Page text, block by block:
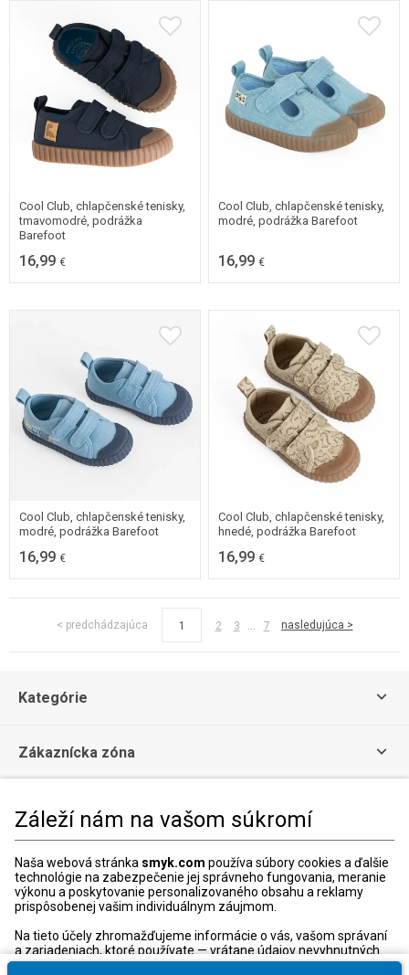
Záleží nám na vašom súkromí
Naša webová stránka smyk.com používa súbory cookies a ďalšie
technológie na zabezpečenie jej správneho fungovania, meranie
výkonu a poskytovanie personalizovaného obsahu a reklamy
prispôsobenej vašim individuálnym záujmom.
Na tieto účely zhromažďujeme informácie o vás, vašom správaní
a zariadeniach, ktoré používate — vrátane údajov nevyhnutných
na správne fungovanie webovej stránky smyk.com. Tieto
18 19 20
21
Cool Club, chlapčenské tenisky,
tmavomodré, podrážka
Barefoot
16,99 €
21 22
Cool Club, chlapčenské tenisky,
modré, podrážka Barefoot
16,99 €
20 21
Cool Club, chlapčenské tenisky,
modré, podrážka Barefoot
16,99 €
20 21
24 25
Cool Club, chlapčenské tenisky,
hnedé, podrážka Barefoot
16,99 €
< predchádzajúca 1 2 3 ... 7 nasledujúca >
Kategórie
Zákaznícka zóna
Právne informácie
Zákaznícke Centrum
Kontaktný formulár
+421 240 20 8000
Otváracie hodiny:
Po-Pia: 10:00-18:00